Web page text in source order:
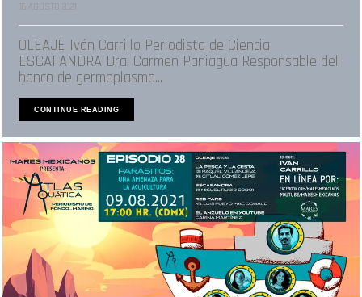
16 AGOSTO 2021
OLEAJE Iván Carrillo Periodista de Ciencia
ESCAFANDRA Dra. Carmen Paniagua Responsable del
banco de germoplasma...
CONTINUE READING